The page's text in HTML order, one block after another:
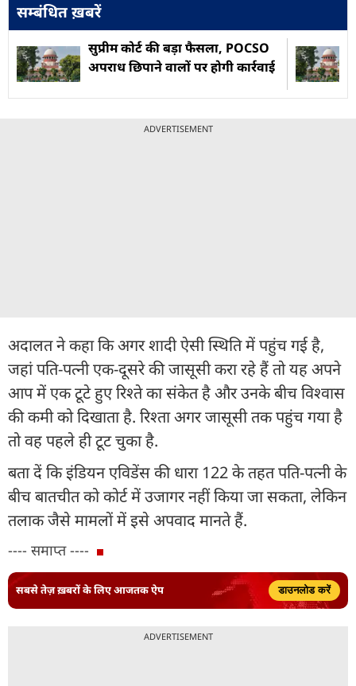
सम्बंधित ख़बरें
सुप्रीम कोर्ट की बड़ा फैसला, POCSO
अपराध छिपाने वालों पर होगी कार्रवाई
ADVERTISEMENT
अदालत ने कहा कि अगर शादी ऐसी स्थिति में पहुंच गई है,
जहां पति-पत्नी एक-दूसरे की जासूसी करा रहे हैं तो यह अपने
आप में एक टूटे हुए रिश्ते का संकेत है और उनके बीच विश्वास
की कमी को दिखाता है. रिश्ता अगर जासूसी तक पहुंच गया है
तो वह पहले ही टूट चुका है.
बता दें कि इंडियन एविडेंस की धारा 122 के तहत पति-पत्नी के
बीच बातचीत को कोर्ट में उजागर नहीं किया जा सकता, लेकिन
तलाक जैसे मामलों में इसे अपवाद मानते हैं.
---- समाप्त ----
सबसे तेज़ ख़बरों के लिए आजतक ऐप डाउनलोड करें
ADVERTISEMENT